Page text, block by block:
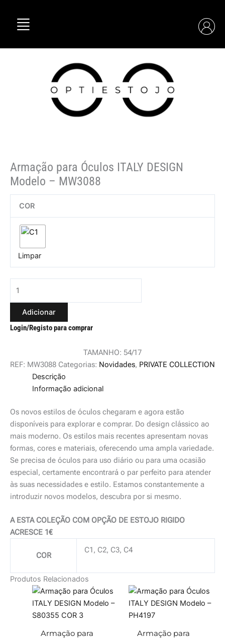
content
Armação para Óculos ITALY DESIGN
Modelo – MW3088
COR
Limpar
de
Armação
Adicionar
Login/Registo para comprar
TAMANHO: 54/17
REF: MW3088 Categorias: Novidades, PRIVATE COLLECTION
Descrição
Informação adicional
Os novos estilos de óculos chegaram e agora estão
disponíveis para explorar e comprar. Do design clássico ao
mais moderno. Os estilos mais recentes apresentam novas
formas, cores e materiais, oferecendo uma ampla variedade.
Se precisa de óculos para uso diário ou para uma ocasião
especial, certamente encontrará o par perfeito para atender
às suas necessidades e estilo. Estamos constantemente a
introduzir novos modelos, descubra por si mesmo.
A ESTA COLEÇÃO COM OPÇÃO DE ESTOJO RIGIDO
ACRESCE 1€
COR
C1, C2, C3, C4
Produtos Relacionados
Armação para
Armação para